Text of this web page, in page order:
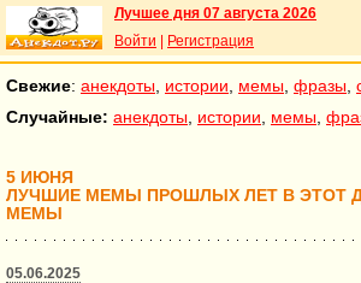
Лучшее дня 07 августа 2026
Войти
Регистрация
Свежие: анекдоты истории мемы фразы
Случайные: анекдоты истории мемы
5 ИЮНЯ
ЛУЧШИЕ МЕМЫ ПРОШЛЫХ ЛЕТ В ЭТОТ
МЕМЫ
05.06.2025